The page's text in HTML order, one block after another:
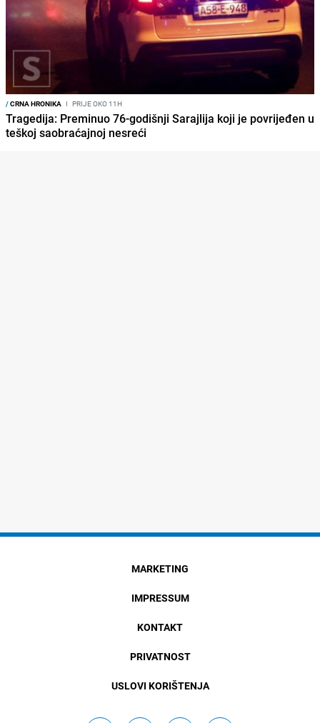
/CRNA HRONIKA I PRIJE OKO 11H
Tragedija: Preminuo 76-godišnji Sarajlija koji je povrijeđen u
teškoj saobraćajnoj nesreći
MARKETING
IMPRESSUM
KONTAKT
PRIVATNOST
USLOVI KORIŠTENJA